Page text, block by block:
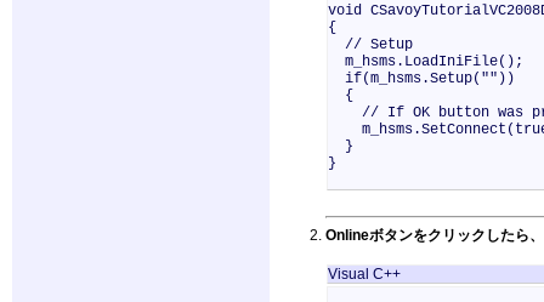
void
{
// Setup
m_hsms.LoadIniFile();
if(m_hsms.Setup(""))
{
// If OK button was
}
}
Onlineボタンをクリックしたら
Visual C++